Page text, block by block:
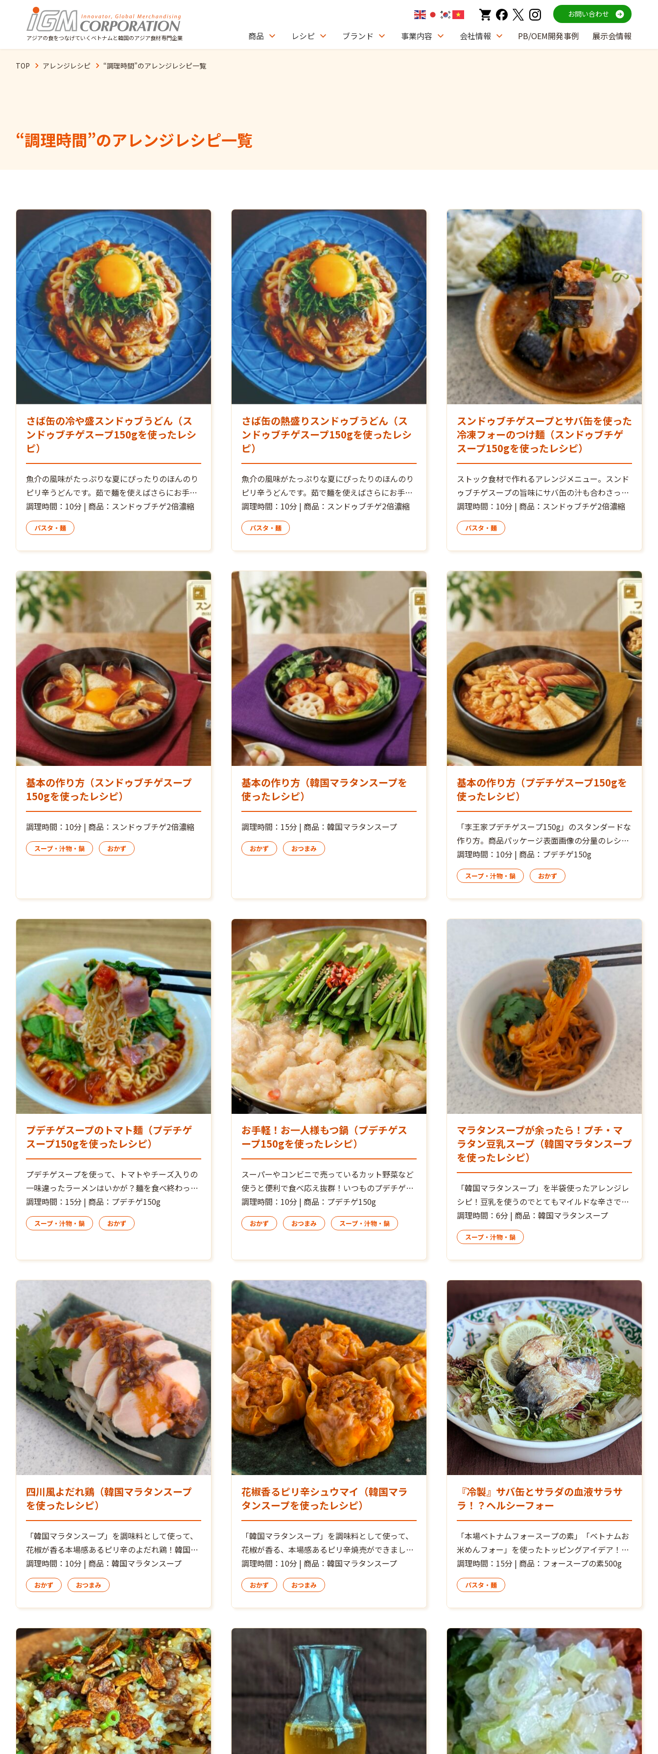
アジアの食をつなげていくベトナムと韓国のアジア食材専門企業 商品 レシピ ブランド 事業内容 会社情報 PB/OEM開発事例 展示会情報
お問い合わせ
TOP アレンジレシピ “調理時間”のアレンジレシピ一覧
“調理時間”のアレンジレシピ一覧
さば缶の冷や盛スンドゥブうどん（ス
ンドゥブチゲスープ150gを使ったレシ
ピ）
魚介の風味がたっぷりな夏にぴったりのほんのり
ピリ辛うどんです。茹で麺を使えばさらにお手軽
に！大葉の代わりにレモン、バジルを添えても美
味しいです。
調理時間：10分 | 商品：スンドゥブチゲ2倍濃縮
パスタ・麺
さば缶の熱盛りスンドゥブうどん（ス
ンドゥブチゲスープ150gを使ったレシ
ピ）
魚介の風味がたっぷりな夏にぴったりのほんのり
ピリ辛うどんです。茹で麺を使えばさらにお手軽
に！
調理時間：10分 | 商品：スンドゥブチゲ2倍濃縮
パスタ・麺
スンドゥブチゲスープとサバ缶を使った
冷凍フォーのつけ麺（スンドゥブチゲ
スープ150gを使ったレシピ）
ストック食材で作れるアレンジメニュー。スンド
ゥブチゲスープの旨味にサバ缶の汁も合わさって
ぐっと美味しいつけ汁が簡単にできます。
調理時間：10分 | 商品：スンドゥブチゲ2倍濃縮
パスタ・麺
基本の作り方（スンドゥブチゲスープ
150gを使ったレシピ）
調理時間：10分 | 商品：スンドゥブチゲ2倍濃縮
スープ・汁物・鍋 おかず
基本の作り方（韓国マラタンスープを
使ったレシピ）
調理時間：15分 | 商品：韓国マラタンスープ
おかず おつまみ
基本の作り方（プデチゲスープ150gを
使ったレシピ）
「李王家プデチゲスープ150g」のスタンダードな
作り方。商品パッケージ表面画像の分量のレシピ
です。本場のプデチゲ（部隊チゲ）は、韓国でポ
ピュラーな、辛味のあるスープとジャンクな具材
（スパム、ソーセージ、キムチ、インスタントラ
いただけます。
調理時間：10分 | 商品：プデチゲ150g
スープ・汁物・鍋 おかず
プデチゲスープのトマト麺（プデチゲ
スープ150gを使ったレシピ）
プデチゲスープを使って、トマトやチーズ入りの
一味違ったラーメンはいかが？麺を食べ終わった
ら残ったスープに追いご飯でリゾット風にして最
後まで楽しめます。
調理時間：15分 | 商品：プデチゲ150g
スープ・汁物・鍋 おかず
お手軽！お一人様もつ鍋（プデチゲス
ープ150gを使ったレシピ）
スーパーやコンビニで売っているカット野菜など
使うと便利で食べ応え抜群！いつものプデチゲを
もつ鍋にアレンジしました。 こっくりとした濃厚
なモツとピリッと辛いプデチゲのダシがとてもよ
く合います。 木綿豆腐を使う場合はお水を少し減
調理時間：10分 | 商品：プデチゲ150g
おかず おつまみ スープ・汁物・鍋
マラタンスープが余ったら！プチ・マ
ラタン豆乳スープ（韓国マラタンスープ
を使ったレシピ）
「韓国マラタンスープ」を半袋使ったアレンジレ
シピ！豆乳を使うのでとてもマイルドな辛さで食
べやすく♪
調理時間：6分 | 商品：韓国マラタンスープ
スープ・汁物・鍋
四川風よだれ鶏（韓国マラタンスープ
を使ったレシピ）
「韓国マラタンスープ」を調味料として使って、
花椒が香る本場感あるピリ辛のよだれ鶏！韓国マ
ラタンスープに含まれる香辛料でタレが本格中華
の味わいに。
調理時間：10分 | 商品：韓国マラタンスープ
おかず おつまみ
花椒香るピリ辛シュウマイ（韓国マラ
タンスープを使ったレシピ）
「韓国マラタンスープ」を調味料として使って、
花椒が香る、本場感あるピリ辛焼売ができまし
た！味がしっかりついているのでお弁当にも
Good！
調理時間：10分 | 商品：韓国マラタンスープ
おかず おつまみ
『冷製』サバ缶とサラダの血液サラサ
ラ！？ヘルシーフォー
「本場ベトナムフォースープの素」「ベトナムお
米めんフォー」を使ったトッピングアイデア！サ
バ缶の汁も入れて、手軽にEPA・DHAもたっぷり
摂れます。冷製のレシピですが、熱くても冷たく
ても美味しいですよ。仕上げにパラっと「本場ベ
海の漁師料理風に味変しても楽しめます♪
調理時間：15分 | 商品：フォースープの素500g
パスタ・麺